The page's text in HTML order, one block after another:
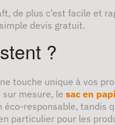
de plus c’est facile et
devis gratuit.
?
touche unique à vos
sur mesure, le sac en
éco-responsable, tandis
particulier pour les